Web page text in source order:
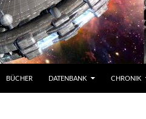
BÜCHER DATENBANK CHRONIK